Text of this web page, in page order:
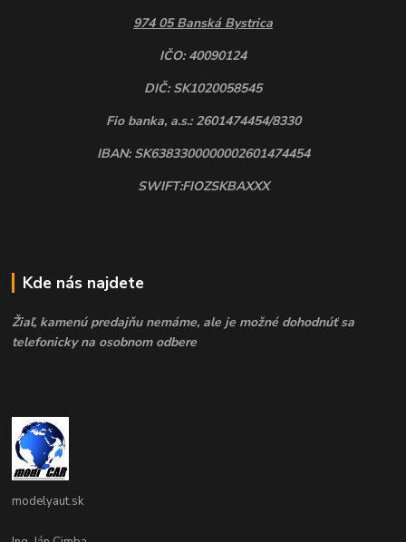
974 05 Banská Bystrica
IČO: 40090124
DIČ: SK1020058545
Fio banka, a.s.: 2601474454/8330
IBAN: SK6383300000002601474454
SWIFT:FIOZSKBAXXX
Kde nás najdete
Žiaľ, kamenú predajňu nemáme, ale je možné dohodnúť sa
telefonicky na osobnom odbere
modelyaut.sk